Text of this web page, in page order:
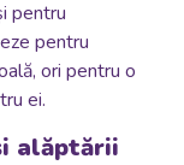
pentru
pentru
ori pentru o
ei.
alăptării